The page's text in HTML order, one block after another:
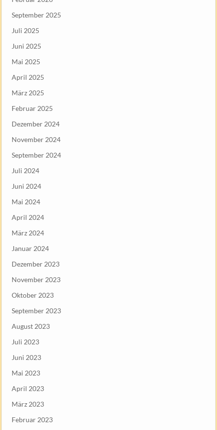
September 2025
Juli 2025
Juni 2025
Mai 2025
April 2025
März 2025
Februar 2025
Dezember 2024
November 2024
September 2024
Juli 2024
Juni 2024
Mai 2024
April 2024
März 2024
Januar 2024
Dezember 2023
November 2023
Oktober 2023
September 2023
August 2023
Juli 2023
Juni 2023
Mai 2023
April 2023
März 2023
Februar 2023